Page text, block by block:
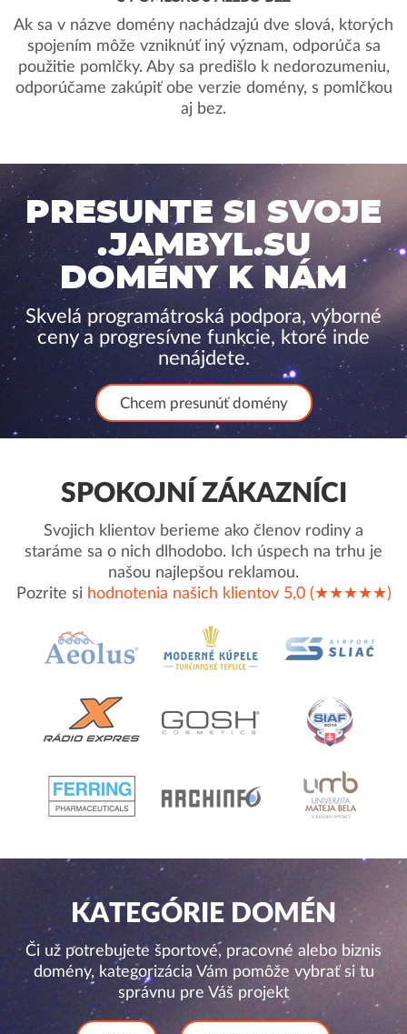
Ak sa v názve domény nachádzajú dve slová, ktorých
spojením môže vzniknúť iný význam, odporúča sa
použitie pomlčky. Aby sa predišlo k nedorozumeniu,
odporúčame zakúpiť obe verzie domény, s pomlčkou
aj bez.
PRESUNTE SI SVOJE
.JAMBYL.SU
DOMÉNY K NÁM
Skvelá programátroská podpora, výborné
ceny a progresívne funkcie, ktoré inde
nenájdete.
Chcem presunúť domény
SPOKOJNÍ ZÁKAZNÍCI
Svojich klientov berieme ako členov rodiny a
staráme sa o nich dlhodobo. Ich úspech na trhu je
našou najlepšou reklamou.
Pozrite si hodnotenia našich klientov 5,0 (★★★★★)
KATEGÓRIE DOMÉN
Či už potrebujete športové, pracovné alebo biznis
domény, kategorizácia Vám pomôže vybrať si tu
správnu pre Váš projekt